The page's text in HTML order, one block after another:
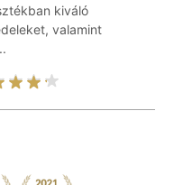
kiváló
valamint